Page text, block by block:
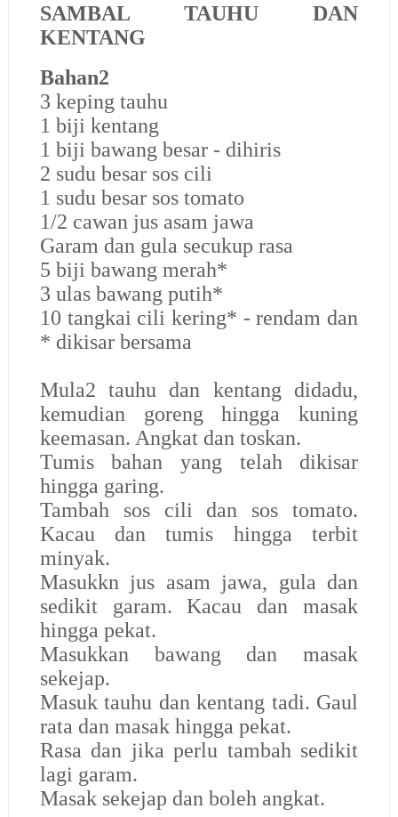
SAMBAL TAUHU DAN
KENTANG
Bahan2
3 keping tauhu
1 biji kentang
1 biji bawang besar - dihiris
2 sudu besar sos cili
1 sudu besar sos tomato
1/2 cawan jus asam jawa
Garam dan gula secukup rasa
5 biji bawang merah*
3 ulas bawang putih*
10 tangkai cili kering* - rendam dan
* dikisar bersama
Mula2 tauhu dan kentang didadu,
kemudian goreng hingga kuning
keemasan. Angkat dan toskan.
Tumis bahan yang telah dikisar
hingga garing.
Tambah sos cili dan sos tomato.
Kacau dan tumis hingga terbit
minyak.
Masukkn jus asam jawa, gula dan
sedikit garam. Kacau dan masak
hingga pekat.
Masukkan bawang dan masak
sekejap.
Masuk tauhu dan kentang tadi. Gaul
rata dan masak hingga pekat.
Rasa dan jika perlu tambah sedikit
lagi garam.
Masak sekejap dan boleh angkat.